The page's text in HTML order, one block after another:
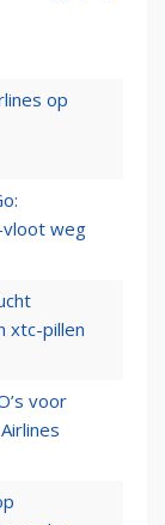
op
weg
xtc-pillen
voor